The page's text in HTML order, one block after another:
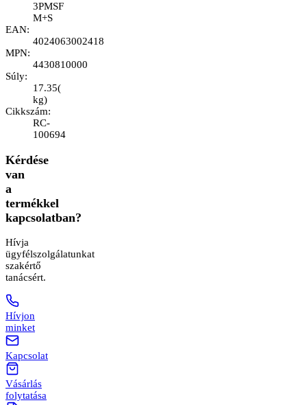
3PMSF
M+S
EAN:
4024063002418
MPN:
4430810000
Súly:
17.35(
kg)
Cikkszám:
RC-
100694
Kérdése
van
a
termékkel
kapcsolatban?
Hívja
ügyfélszolgálatunkat
szakértő
tanácsért.
Hívjon
minket
Kapcsolat
Vásárlás
folytatása